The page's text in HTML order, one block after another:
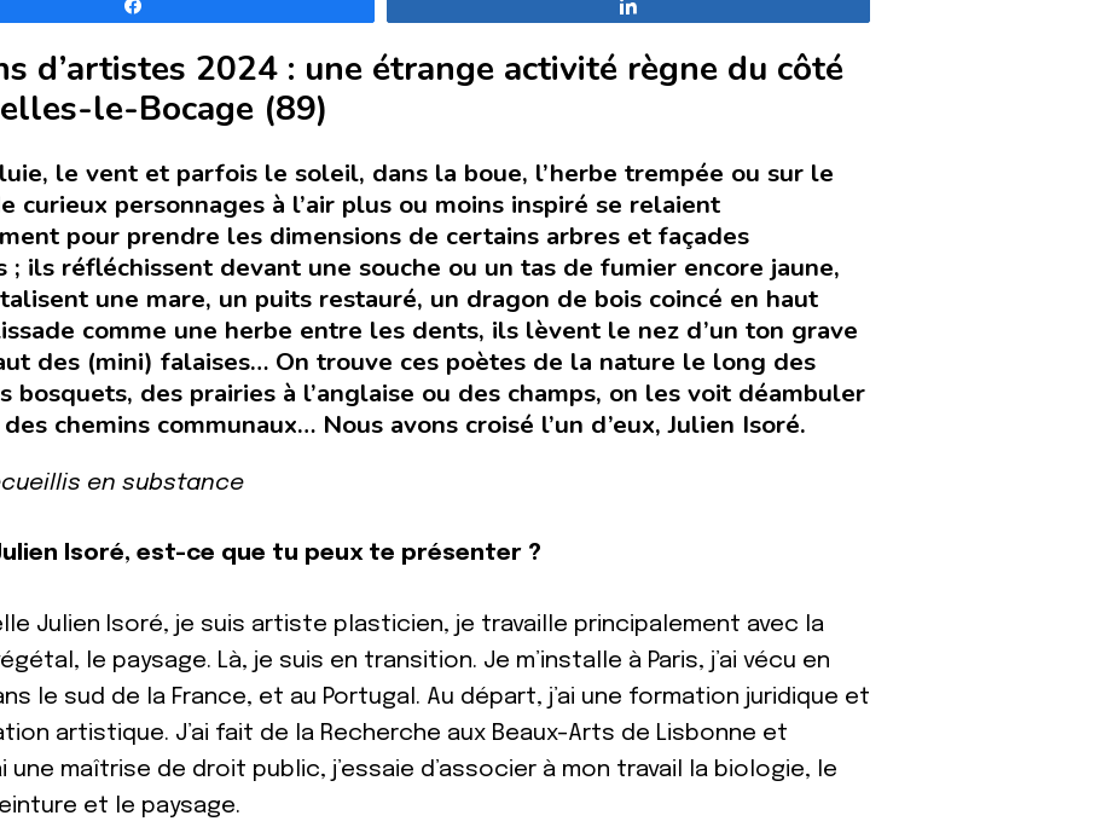
d’artistes 2024 : une étrange activité règne du côté
le-Bocage (89)
le vent et parfois le soleil, dans la boue, l’herbe trempée ou sur le
curieux personnages à l’air plus ou moins inspiré se relaient
pour prendre les dimensions de certains arbres et façades
; ils réfléchissent devant une souche ou un tas de fumier encore jaune,
une mare, un puits restauré, un dragon de bois coincé en haut
comme une herbe entre les dents, ils lèvent le nez d’un ton grave
des (mini) falaises… On trouve ces poètes de la nature le long des
bosquets, des prairies à l’anglaise ou des champs, on les voit déambuler
chemins communaux… Nous avons croisé l’un d’eux, Julien Isoré.
en substance
Isoré, est-ce que tu peux te présenter ?
Julien Isoré, je suis artiste plasticien, je travaille principalement avec la
le paysage. Là, je suis en transition. Je m’installe à Paris, j’ai vécu en
le sud de la France, et au Portugal. Au départ, j’ai une formation juridique et
artistique. J’ai fait de la Recherche aux Beaux-Arts de Lisbonne et
une maîtrise de droit public, j’essaie d’associer à mon travail la biologie, le
et le paysage.